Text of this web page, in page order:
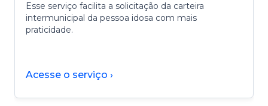
Esse serviço facilita a solicitação da carteira
intermunicipal da pessoa idosa com mais
praticidade.
Acesse o serviço ›